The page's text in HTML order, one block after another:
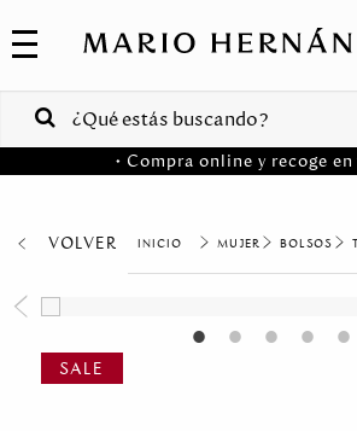
COLECCIONES
VENTAS
CORPORATIVAS
• Compra online y recoge
VOLVER MUJER BOLSOS